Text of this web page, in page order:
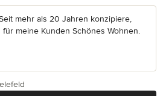
mehr als 20 Jahren konzipiere,
meine Kunden Schönes Wohnen.